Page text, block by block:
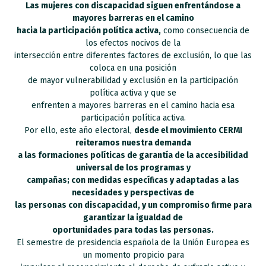
Las mujeres con discapacidad siguen enfrentándose a
mayores barreras en el camino
hacia la participación política activa, como consecuencia de
los efectos nocivos de la
intersección entre diferentes factores de exclusión, lo que las
coloca en una posición
de mayor vulnerabilidad y exclusión en la participación
política activa y que se
enfrenten a mayores barreras en el camino hacia esa
participación política activa.
Por ello, este año electoral, desde el movimiento CERMI
reiteramos nuestra demanda
a las formaciones políticas de garantía de la accesibilidad
universal de los programas y
campañas; con medidas específicas y adaptadas a las
necesidades y perspectivas de
las personas con discapacidad, y un compromiso firme para
garantizar la igualdad de
oportunidades para todas las personas.
El semestre de presidencia española de la Unión Europea es
un momento propicio para